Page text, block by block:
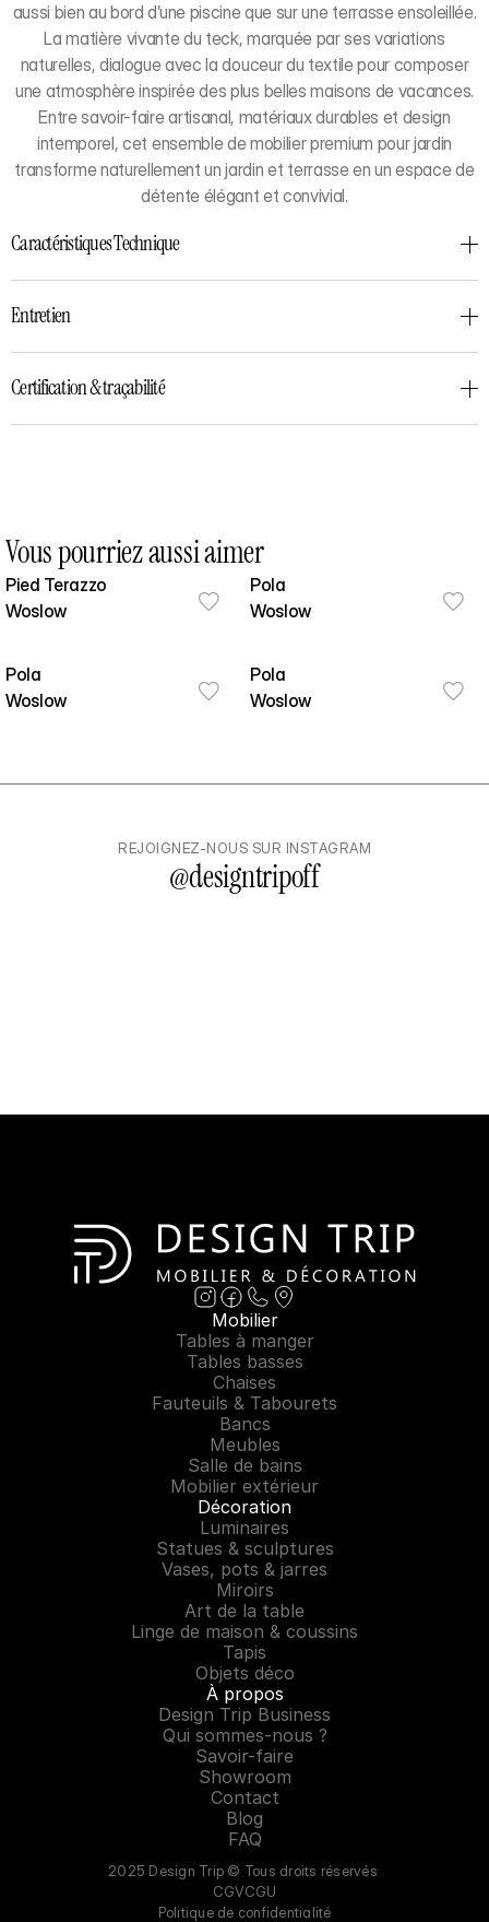
aussi bien au bord d’une piscine que sur une terrasse ensoleillée.
La matière vivante du teck, marquée par ses variations
naturelles, dialogue avec la douceur du textile pour composer
une atmosphère inspirée des plus belles maisons de vacances.
Entre savoir-faire artisanal, matériaux durables et design
intemporel, cet ensemble de mobilier premium pour jardin
transforme naturellement un jardin et terrasse en un espace de
détente élégant et convivial.
Caractéristiques Technique
Entretien
Certification & traçabilité
Vous pourriez aussi aimer
Pied Terazzo
Woslow
Pola
Woslow
Pola
Woslow
Pola
Woslow
REJOIGNEZ-NOUS SUR INSTAGRAM
@designtripoff
Mobilier
Tables à manger
Tables basses
Chaises
Fauteuils & Tabourets
Bancs
Meubles
Salle de bains
Mobilier extérieur
Décoration
Luminaires
Statues & sculptures
Vases, pots & jarres
Miroirs
Art de la table
Linge de maison & coussins
Tapis
Objets déco
À propos
Design Trip Business
Qui sommes-nous ?
Savoir-faire
Showroom
Contact
Blog
FAQ
2025 Design Trip © Tous droits réservés
CGVCGU
Politique de confidentialité